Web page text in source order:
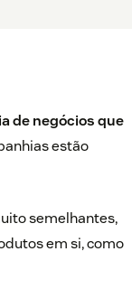
de negócios que
estão
semelhantes,
em si, como